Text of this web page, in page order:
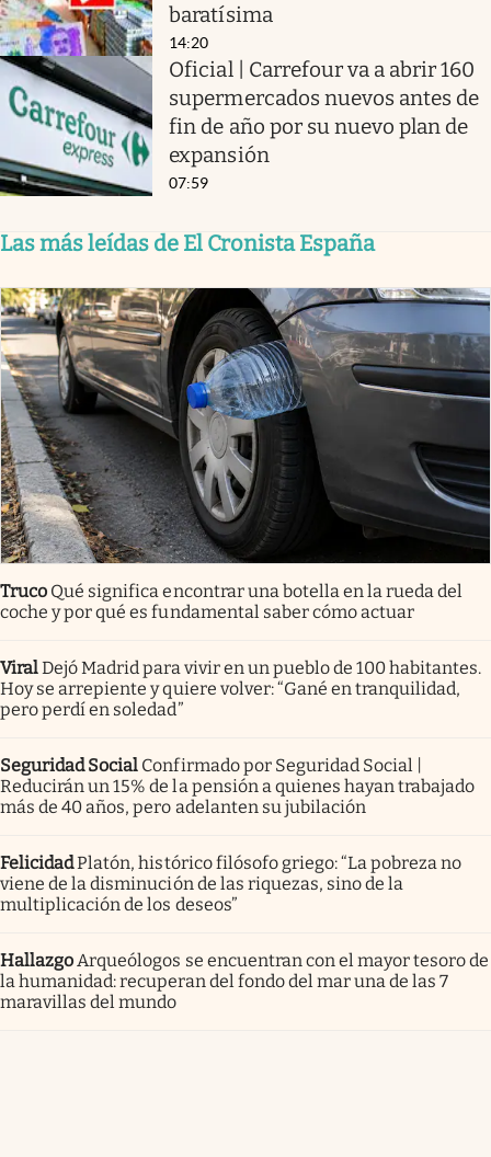
baratísima
14:20
Oficial | Carrefour va a abrir 160
supermercados nuevos antes de
fin de año por su nuevo plan de
expansión
07:59
Las más leídas de El Cronista España
Truco Qué significa encontrar una botella en la rueda del
coche y por qué es fundamental saber cómo actuar
ViralDejó Madrid para vivir en un pueblo de 100 habitantes.
Hoy se arrepiente y quiere volver: “Gané en tranquilidad,
pero perdí en soledad”
Seguridad Social Confirmado por Seguridad Social |
Reducirán un 15% de la pensión a quienes hayan trabajado
más de 40 años, pero adelanten su jubilación
FelicidadPlatón, histórico filósofo griego: “La pobreza no
viene de la disminución de las riquezas, sino de la
multiplicación de los deseos”
Hallazgo Arqueólogos se encuentran con el mayor tesoro de
la humanidad: recuperan del fondo del mar una de las 7
maravillas del mundo